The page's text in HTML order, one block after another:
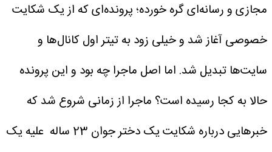
مجازی و رسانه‌ای گره خورده؛ پرونده‌ای که از یک شکایت
خصوصی آغاز شد و خیلی زود به تیتر اول کانال‌ها و
سایت‌ها تبدیل شد. اما اصل ماجرا چه بود و این پرونده
حالا به کجا رسیده است؟ ماجرا از زمانی شروع شد که
خبرهایی درباره شکایت یک دختر جوان 23 ساله علیه یک